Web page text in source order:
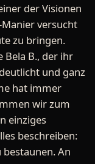
der Visionen
Manier versucht
zu bringen.
Bela B., der ihr
und ganz
hat immer
wir zum
einziges
beschreiben:
bestaunen. An